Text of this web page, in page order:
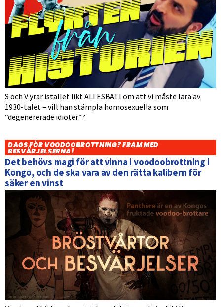
S och V yrar istället likt ALI ESBATI om att vi måste lära av
1930-talet – vill han stämpla homosexuella som
”degenererade idioter”?
DAGS FÖR VOODOOBROTTNING? FRAM MED
BESVÄRJELSERNA!
Det behövs magi för att vinna i voodoobrottning i
Kongo, och de ska vara av den rätta kalibern för
säker en vinst